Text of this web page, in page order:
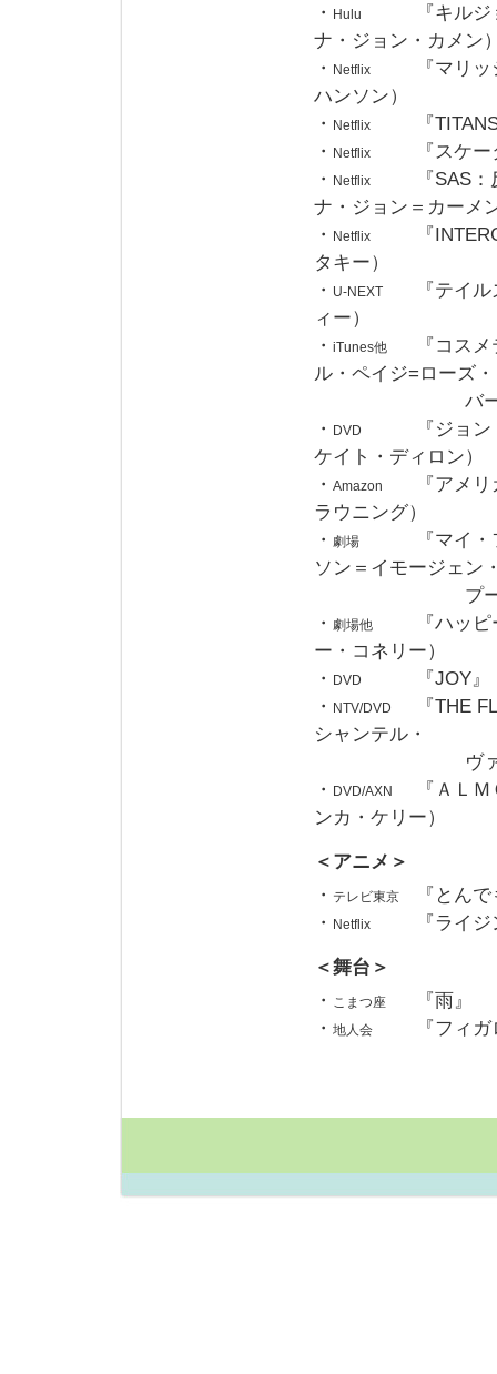
・
Hulu
『キル
ナ・ジョン・カメン
・
Netflix
『マリ
ハンソン）
・
Netflix
『
・
Netflix
『スケ
・
Netflix
『SAS
ナ・ジョン＝カーメ
・
Netflix
『
タキー）
・ U-NEXT
『テイ
ィー）
・ iTunes他
『コス
ル・ペイジ=ローズ・
バー
・
DVD
『ジョ
ケイト・ディロン）
・ Amazon
『アメ
ラウニング）
・ 劇場
『マイ
ソン＝イモージェン
プーツ
・ 劇場他
『ハッ
ー・コネリー）
・
DVD
『JOY
・
NTV/DVD
『THE
シャンテル・
ヴァンサ
・
DVD/AXN
『ＡＬ
ンカ・ケリー）
＜アニメ＞
・ テレビ東京
『とん
・
Netflix
『ライ
＜舞台＞
・ こまつ座
『雨』
・ 地人会 『フィ